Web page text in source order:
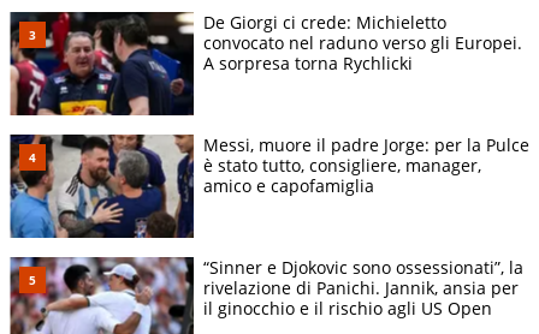
De Giorgi ci crede: Michieletto
convocato nel raduno verso gli Europei.
A sorpresa torna Rychlicki
Messi, muore il padre Jorge: per la Pulce
è stato tutto, consigliere, manager,
amico e capofamiglia
“Sinner e Djokovic sono ossessionati”, la
rivelazione di Panichi. Jannik, ansia per
il ginocchio e il rischio agli US Open